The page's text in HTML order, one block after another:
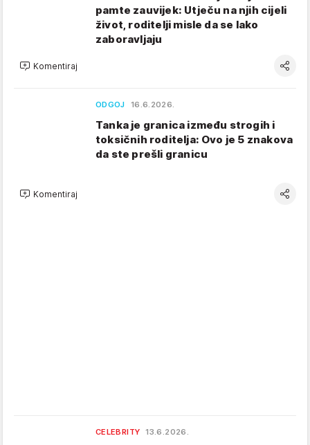
pamte zauvijek: Utječu na njih cijeli
život, roditelji misle da se lako
zaboravljaju
Komentiraj
ODGOJ 16.6.2026.
Tanka je granica između strogih i
toksičnih roditelja: Ovo je 5 znakova
da ste prešli granicu
Komentiraj
CELEBRITY 13.6.2026.